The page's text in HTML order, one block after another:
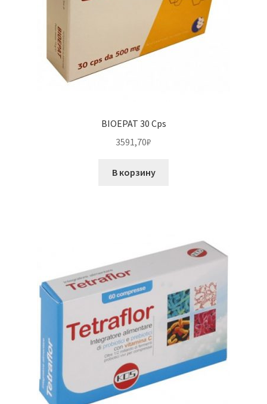
BIOEPAT 30 Cps
3591,70₽
В корзину